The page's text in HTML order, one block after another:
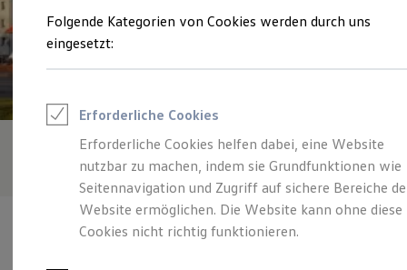
Gewerbliche Personenbeförderung
Service & mobile Werkstätten
Kühlfahrzeuge
ONE Business ID Vorteile
Fahrzeugsuche & Marktplatz
Fahrzeugsuche
Fahrzeuge online kaufen
Digitaler Marktplatz
Kauf & Finanzierung
Online-Fahrzeugbewertung
Aktionen & Angebote
Folgende Kategorien von Cookies werden durch uns
eingesetzt:
Erforderliche Cookies
Erforderliche Cookies helfen dabei, eine Website
nutzbar zu machen, indem sie Grundfunktionen wie
Seitennavigation und Zugriff auf sichere Bereiche
Website ermöglichen. Die Website kann ohne diese
Cookies nicht richtig funktionieren.